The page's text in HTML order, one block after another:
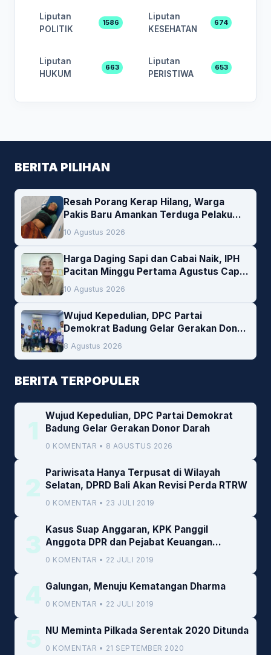
Liputan
POLITIK
1586
Liputan
KESEHATAN
674
Liputan
HUKUM
663
Liputan
PERISTIWA
653
BERITA PILIHAN
Resah Porang Kerap Hilang, Warga
Pakis Baru Amankan Terduga Pelaku
Pencurian
10 Agustus 2026
Harga Daging Sapi dan Cabai Naik, IPH
Pacitan Minggu Pertama Agustus Capai
1,66 Persen. Ini Penjelasan Kabag Ayub
10 Agustus 2026
Wujud Kepedulian, DPC Partai
Demokrat Badung Gelar Gerakan Donor
Darah
8 Agustus 2026
BERITA TERPOPULER
1
Wujud Kepedulian, DPC Partai Demokrat
Badung Gelar Gerakan Donor Darah
0 KOMENTAR • 8 AGUSTUS 2026
2
Pariwisata Hanya Terpusat di Wilayah
Selatan, DPRD Bali Akan Revisi Perda RTRW
0 KOMENTAR • 23 JULI 2019
3
Kasus Suap Anggaran, KPK Panggil
Anggota DPR dan Pejabat Keuangan
Kemenkeu
0 KOMENTAR • 22 JULI 2019
4 Galungan, Menuju Kematangan Dharma
0 KOMENTAR • 22 JULI 2019
5 NU Meminta Pilkada Serentak 2020 Ditunda
0 KOMENTAR • 21 SEPTEMBER 2020